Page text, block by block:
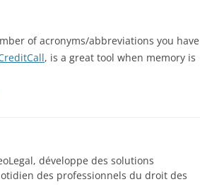
of acronyms/abbreviations you have
, is a great tool when memory is
développe des solutions
des professionnels du droit des